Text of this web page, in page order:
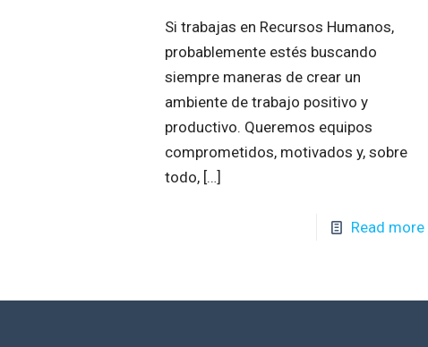
Si trabajas en Recursos Humanos,
probablemente estés buscando
siempre maneras de crear un
ambiente de trabajo positivo y
productivo. Queremos equipos
comprometidos, motivados y, sobre
todo, […]
Read more